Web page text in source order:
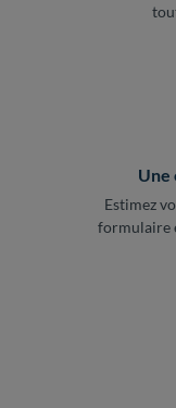
Une
Estimez
formulaire